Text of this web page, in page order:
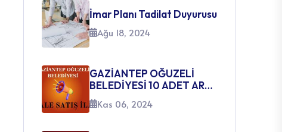
İmar Planı Tadilat Duyurusu
Ağu 18, 2024
GAZİANTEP OĞUZELİ
BELEDİYESİ 10 ADET ARSA
SATIŞ İHALE İLANI
Kas 06, 2024